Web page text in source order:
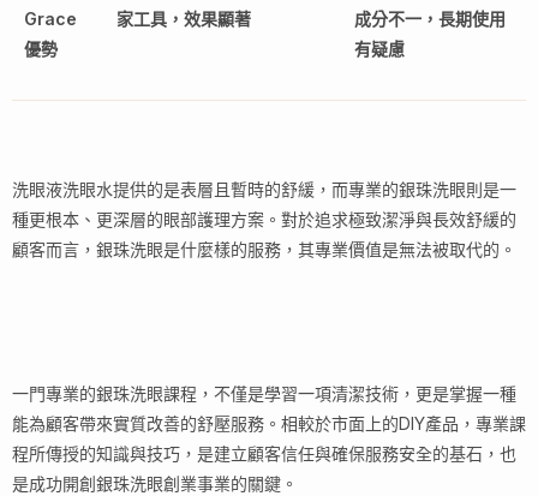
Grace
優勢
家工具，效果顯著
成分不一，長期使用
有疑慮
洗眼液洗眼水提供的是表層且暫時的舒緩，而專業的銀珠洗眼則是一
種更根本、更深層的眼部護理方案。對於追求極致潔淨與長效舒緩的
顧客而言，銀珠洗眼是什麼樣的服務，其專業價值是無法被取代的。
一門專業的銀珠洗眼課程，不僅是學習一項清潔技術，更是掌握一種
能為顧客帶來實質改善的舒壓服務。相較於市面上的DIY產品，專業課
程所傳授的知識與技巧，是建立顧客信任與確保服務安全的基石，也
是成功開創銀珠洗眼創業事業的關鍵。